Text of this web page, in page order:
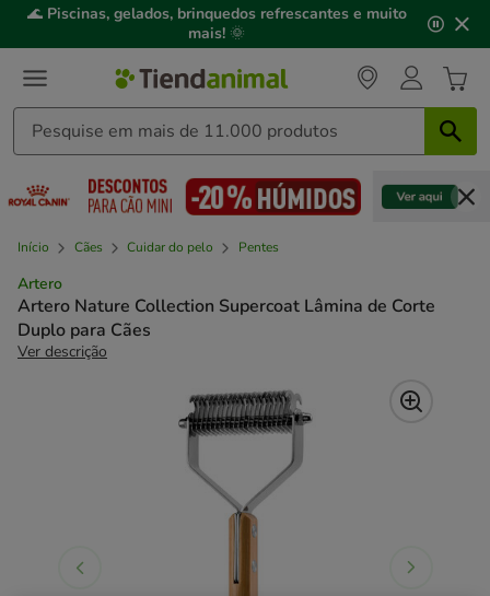
3,
mensagem,
🌊 Piscinas, gelados, brinquedos refrescantes e muito
mais! 🌞
Início Cães Cuidar do pelo Pentes
Artero
Artero Nature Collection Supercoat Lâmina de Corte
Duplo para Cães
Ver descrição